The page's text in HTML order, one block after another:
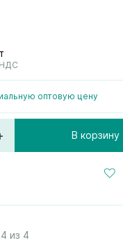
оптовую цену
В корзину
4 из 4